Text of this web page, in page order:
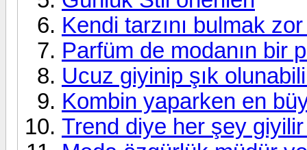
Kendi tarzını bulmak
Parfüm de modanın bir
Ucuz giyinip şık
Kombin yaparken en
Trend diye her şey